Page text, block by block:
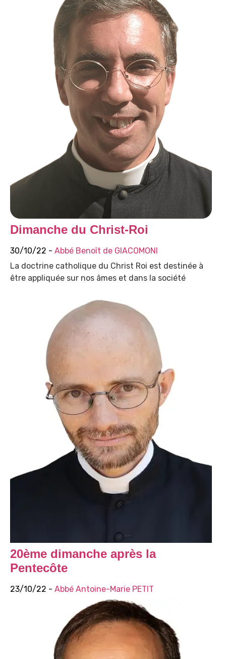
Dimanche du Christ-Roi
30/10/22 - Abbé Benoît de GIACOMONI
La doctrine catholique du Christ Roi est destinée à
être appliquée sur nos âmes et dans la société
20ème dimanche après la
Pentecôte
23/10/22 - Abbé Antoine-Marie PETIT